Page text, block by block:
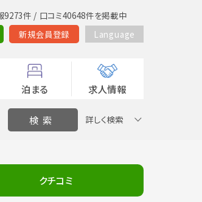
9273件 / 口コミ40648件を掲載中
新規会員登録 Language
泊まる 求人情報
詳しく検索
クチコミ